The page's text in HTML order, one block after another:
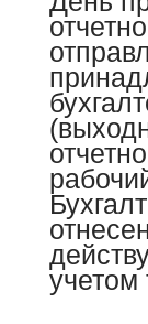
учетом